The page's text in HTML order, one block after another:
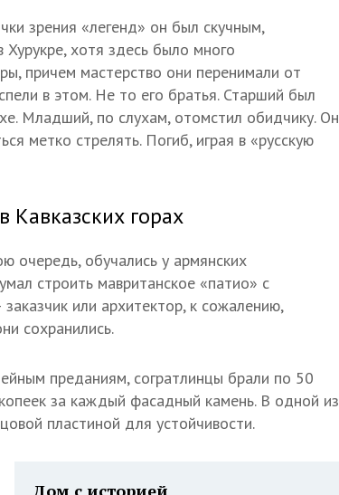
зрения «легенд» он был скучным,
хотя здесь было много
причем мастерство они перенимали от
в этом. Не то его братья. Старший был
Младший, по слухам, отомстил обидчику. Он
метко стрелять. Погиб, играя в «русскую
Кавказских горах
очередь, обучались у армянских
строить мавританское «патио» с
или архитектор, к сожалению,
сохранились.
преданиям, согратлинцы брали по 50
за каждый фасадный камень. В одной из
пластиной для устойчивости.
Дом с историей